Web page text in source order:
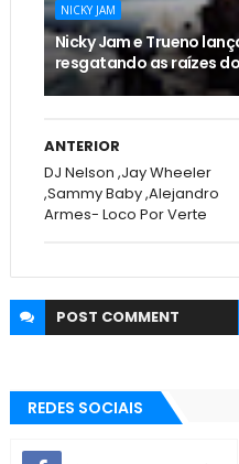
NICKY JAM
Nicky Jam e Trueno
resgatando as raízes
ANTERIOR
DJ Nelson ,Jay Wheeler
,Sammy Baby ,Alejandro
Armes- Loco Por Verte
POST COMMENT
REDES SOCIAIS